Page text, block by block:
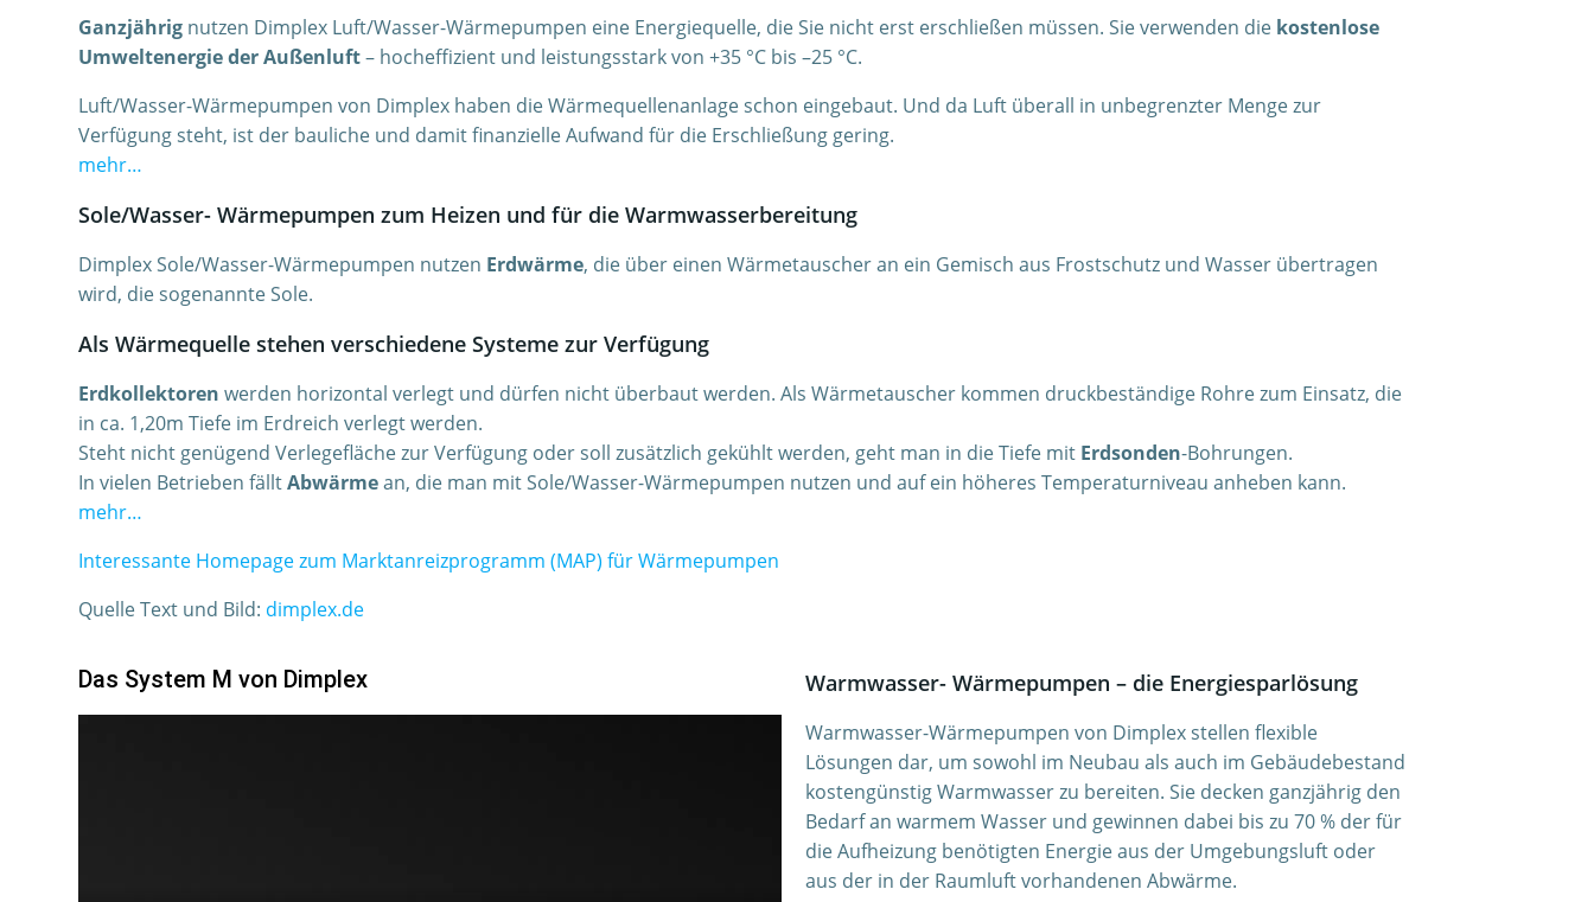
Ganzjährig nutzen Dimplex Luft/Wasser-Wärmepumpen eine Energiequelle, die Sie nicht erst erschließen müssen. Sie verwenden die kostenlose
Umweltenergie der Außenluft– hocheffizient und leistungsstark von +35 °C bis –25 °C.
Luft/Wasser-Wärmepumpen von Dimplex haben die Wärmequellenanlage schon eingebaut. Und da Luft überall in unbegrenzter Menge zur
Verfügung steht, ist der bauliche und damit finanzielle Aufwand für die Erschließung gering.
mehr…
Sole/Wasser- Wärmepumpen zum Heizen und für die Warmwasserbereitung
Dimplex Sole/Wasser-Wärmepumpen nutzen Erdwärme, die über einen Wärmetauscher an ein Gemisch aus Frostschutz und Wasser übertragen
wird, die sogenannte Sole.
Als Wärmequelle stehen verschiedene Systeme zur Verfügung
Erdkollektoren werden horizontal verlegt und dürfen nicht überbaut werden. Als Wärmetauscher kommen druckbeständige Rohre zum Einsatz, die
in ca. 1,20m Tiefe im Erdreich verlegt werden.
Steht nicht genügend Verlegefläche zur Verfügung oder soll zusätzlich gekühlt werden, geht man in die Tiefe mit Erdsonden-Bohrungen.
In vielen Betrieben fälltAbwärmean, die man mit Sole/Wasser-Wärmepumpen nutzen und auf ein höheres Temperaturniveau anheben kann.
mehr…
Interessante Homepage zum Marktanreizprogramm (MAP) für Wärmepumpen
Quelle Text und Bild: dimplex.de
Das System M von Dimplex Warmwasser- Wärmepumpen – die Energiesparlösung
Warmwasser-Wärmepumpen von Dimplex stellen flexible
Lösungen dar, um sowohl im Neubau als auch im Gebäudebestand
kostengünstig Warmwasser zu bereiten. Sie decken ganzjährig den
Bedarf an warmem Wasser und gewinnen dabei bis zu 70 % der für
die Aufheizung benötigten Energie aus der Umgebungsluft oder
aus der in der Raumluft vorhandenen Abwärme.